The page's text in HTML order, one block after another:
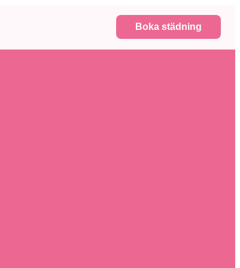
Boka städning